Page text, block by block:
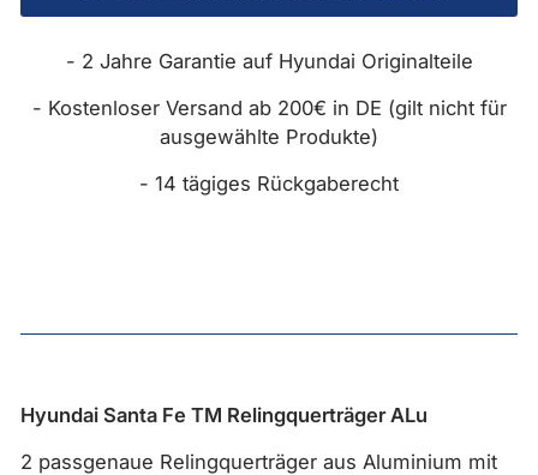
- 2 Jahre Garantie auf Hyundai Originalteile
- Kostenloser Versand ab 200€ in DE (gilt nicht für
ausgewählte Produkte)
- 14 tägiges Rückgaberecht
Hyundai Santa Fe TM Relingquerträger ALu
2 passgenaue Relingquerträger aus Aluminium mit